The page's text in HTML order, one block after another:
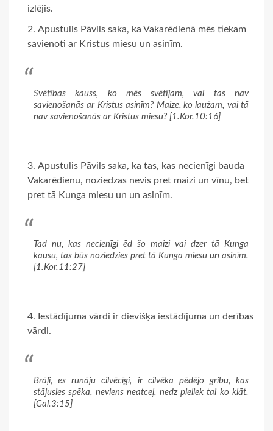
izlējis.
Apustulis Pāvils saka, ka Vakarēdienā mēs tiekam
savienoti ar Kristus miesu un asinīm.
Svētības kauss, ko mēs svētījam, vai tas nav
savienošanās ar Kristus asinīm? Maize, ko laužam, vai tā
nav savienošanās ar Kristus miesu? [1.Kor.10:16]
Apustulis Pāvils saka, ka tas, kas necienīgi bauda
Vakarēdienu, noziedzas nevis pret maizi un vīnu, bet
pret tā Kunga miesu un un asinīm.
Tad nu, kas necienīgi ēd šo maizi vai dzer tā Kunga
kausu, tas būs noziedzies pret tā Kunga miesu un asinīm.
[1.Kor.11:27]
Iestādījuma vārdi ir dievišķa iestādījuma un derības
vārdi.
Brāļi, es runāju cilvēcīgi, ir cilvēka pēdējo gribu, kas
stājusies spēka, neviens neatceļ, nedz pieliek tai ko klāt.
[Gal.3:15]